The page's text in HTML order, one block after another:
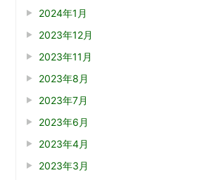
2024年1月
2023年12月
2023年11月
2023年8月
2023年7月
2023年6月
2023年4月
2023年3月